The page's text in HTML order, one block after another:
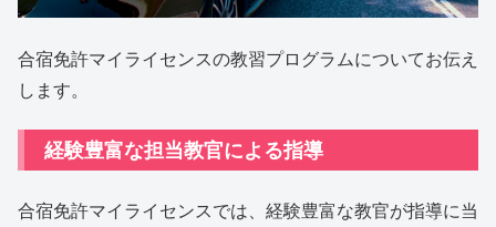
合宿免許マイライセンスの教習プログラムについてお伝え
します。
経験豊富な担当教官による指導
合宿免許マイライセンスでは、経験豊富な教官が指導に当